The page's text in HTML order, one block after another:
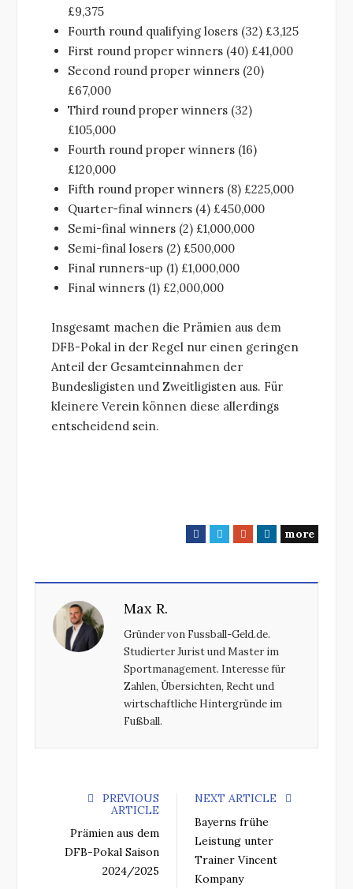
£9,375
Fourth round qualifying losers (32) £3,125
First round proper winners (40) £41,000
Second round proper winners (20)
£67,000
Third round proper winners (32)
£105,000
Fourth round proper winners (16)
£120,000
Fifth round proper winners (8) £225,000
Quarter-final winners (4) £450,000
Semi-final winners (2) £1,000,000
Semi-final losers (2) £500,000
Final runners-up (1) £1,000,000
Final winners (1) £2,000,000
Insgesamt machen die Prämien aus dem
DFB-Pokal in der Regel nur einen geringen
Anteil der Gesamteinnahmen der
Bundesligisten und Zweitligisten aus. Für
kleinere Verein können diese allerdings
entscheidend sein.
F
T
G
L
more
Max R.
Gründer von Fussball-Geld.de.
Studierter Jurist und Master im
Sportmanagement. Interesse für
Zahlen, Übersichten, Recht und
wirtschaftliche Hintergründe im
Fußball.
PREVIOUS
ARTICLE
Prämien aus dem
DFB-Pokal Saison
2024/2025
NEXT ARTICLE
Bayerns frühe
Leistung unter
Trainer Vincent
Kompany